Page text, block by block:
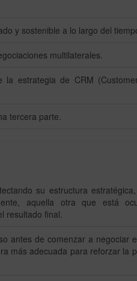
y sostenible a lo largo del
multilaterales.
estrategia de CRM
tercera parte.
su estructura
aquella otra que está
resultado final.
antes de comenzar a negociar
más adecuada para reforzar la